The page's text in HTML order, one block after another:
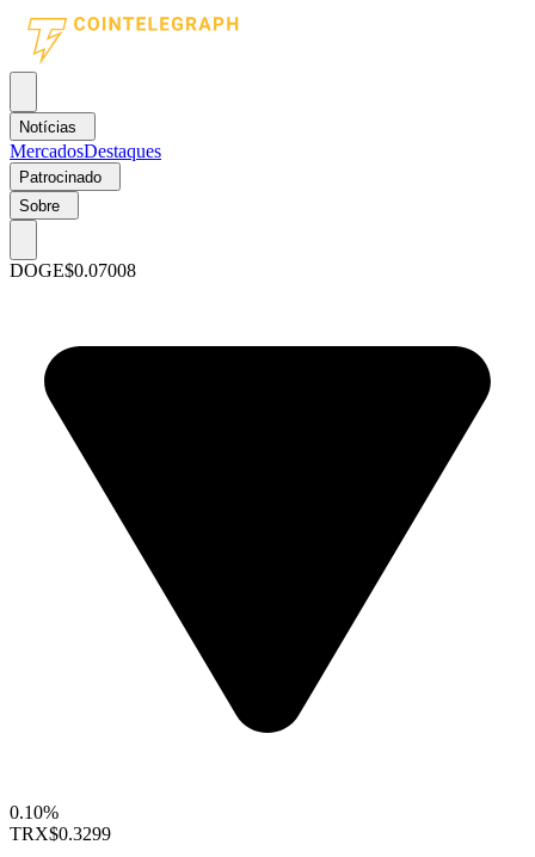
Notícias
MercadosDestaques
Patrocinado
Sobre
DOGE$0.07008
0.10%
TRX$0.3299